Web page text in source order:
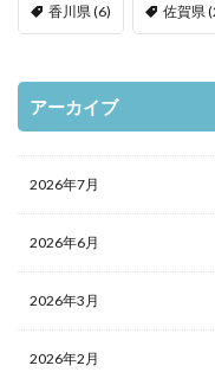
香川県 (6) 佐賀県
アーカイブ
2026年7月
2026年6月
2026年3月
2026年2月